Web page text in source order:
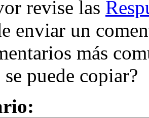
revise las
enviar un
más
puede copiar?